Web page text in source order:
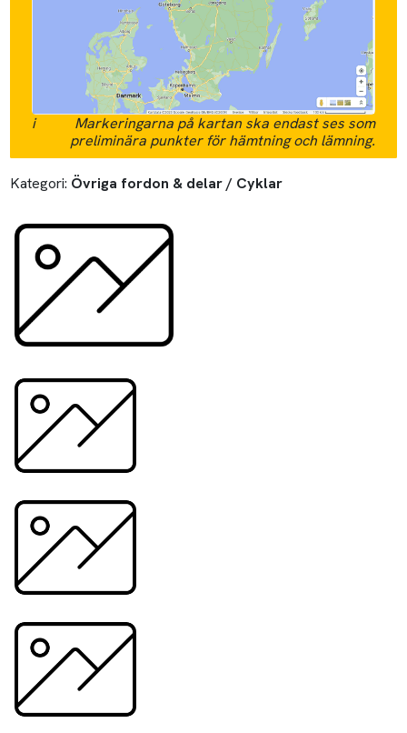
i
Markeringarna på kartan ska endast ses som
preliminära punkter för hämtning och lämning.
Kategori: Övriga fordon & delar / Cyklar